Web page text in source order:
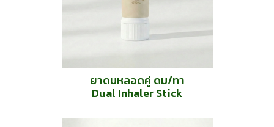
ยาดมหลอดคู่ ดม/ทา
Dual Inhaler Stick